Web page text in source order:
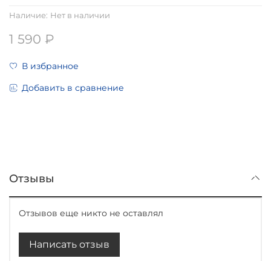
Наличие: Нет в наличии
1 590 ₽
В избранное
Добавить в сравнение
Отзывы
Отзывов еще никто не оставлял
Написать отзыв